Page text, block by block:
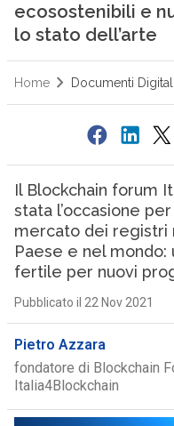
ecosostenibili e
lo stato dell’arte
Home Documenti Digitali
Il Blockchain forum
stata l’occasione
mercato dei registri
Paese e nel
fertile per nuovi
Pubblicato il 22 Nov 2021
Pietro Azzara
fondatore di Blockchain
Italia4Blockchain